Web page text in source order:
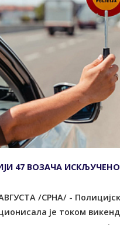
47 ВОЗАЧА
/СРНА/ -
је током